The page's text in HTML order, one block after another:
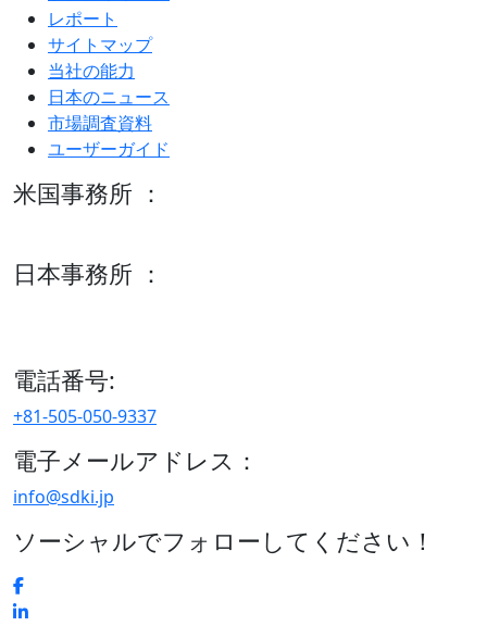
レポート
サイトマップ
当社の能力
日本のニュース
市場調査資料
ユーザーガイド
米国事務所 ：
日本事務所 ：
電話番号:
+81-505-050-9337
電子メールアドレス：
info@sdki.jp
ソーシャルでフォローしてください！